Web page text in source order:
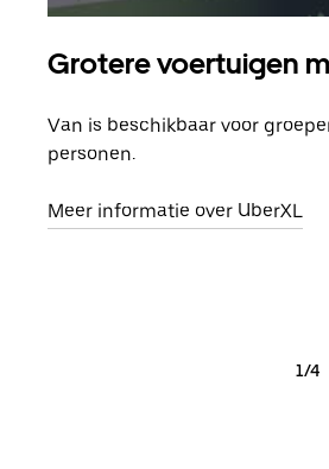
Grotere voertuigen
Van is beschikbaar voor
personen.
Meer informatie over UberXL
1/4